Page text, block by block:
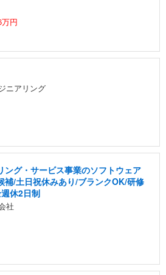
円
ニアリング
ング・サービス事業のソフトウェア
補/土日祝休みあり/ブランクOK/研修
休2日制
社